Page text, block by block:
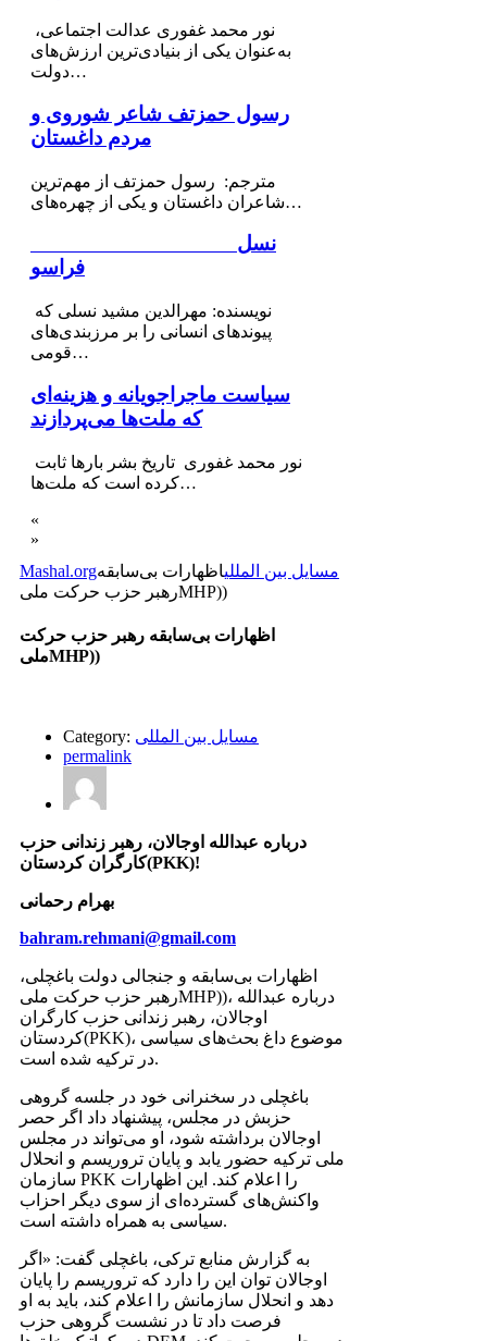
به‌عنوان یکی از بنیادی‌ترین ارزش‌های
دولت…
رسول حمزتف شاعر شوروی و
مردم داغستان
مترجم: رسول حمزتف از مهم‌ترین
شاعران داغستان و یکی از چهره‌های…
فراسو
پیوندهای انسانی را بر مرزبندی‌های
قومی…
سیاست ماجراجویانه و هزینه‌ای
که ملت‌ها می‌پردازند
کرده است که ملت‌ها…
«
»
Mashal.org
مسایل بین المللیاظهارات بی‌سابقه
رهبر حزب حرکت ملیMHP))
اظهارات بی‌سابقه رهبر حزب حرکت
ملیMHP))
Category: مسایل بین المللی
permalink
درباره عبدالله اوجالان، رهبر زندانی حزب
کارگران کردستان‌(PKK)!
بهرام رحمانی
bahram.rehmani@gmail.com
اظهارات بی‌سابقه و جنجالی دولت باغچلی،
رهبر حزب حرکت ملیMHP))، درباره عبدالله
اوجالان، رهبر زندانی حزب کارگران
کردستان‌(PKK)، موضوع داغ بحث‌های سیاسی
در ترکیه شده است.
باغچلی در سخنرانی خود در جلسه گروهی
حزبش در مجلس، پیشنهاد داد اگر حصر
اوجالان برداشته شود، او می‌تواند در مجلس
ملی ترکیه حضور یابد و پایان تروریسم و انحلال
سازمان PKK را اعلام کند. این اظهارات
واکنش‌های گسترده‌ای از سوی دیگر احزاب
سیاسی به همراه داشته است.
به گزارش منابع ترکی، باغچلی گفت: «اگر
اوجالان توان این را دارد که تروریسم را پایان
دهد و انحلال سازمانش را اعلام کند، باید به او
فرصت داد تا در نشست گروهی حزب